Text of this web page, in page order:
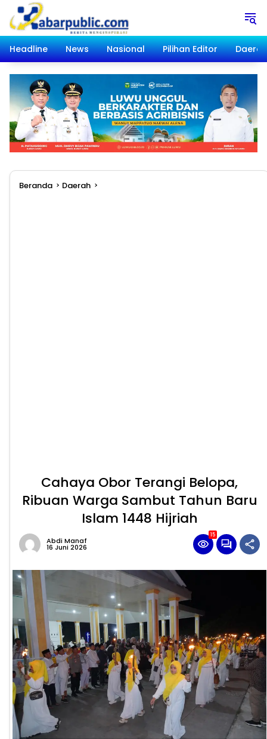
Langsung
konten
Headline
News Nasional Pilihan Editor Daerah
Beranda Daerah
Cahaya Obor Terangi Belopa,
Ribuan Warga Sambut Tahun Baru
Islam 1448 Hijriah
Abdi Manaf
16 Juni 2026
15